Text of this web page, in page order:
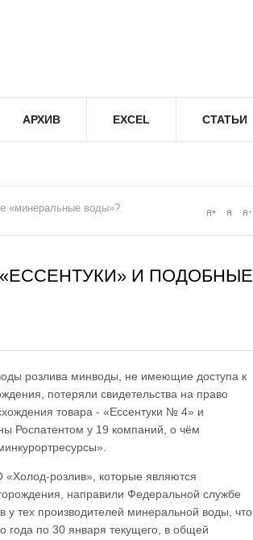
АРХИВ EXCEL СТАТЬИ
«минеральные воды»?
И ПОДОБНЫЕ
розлива минводы, не имеющие доступа к
потеряли свидетельства на право
товара - «Ессентуки № 4» и
Роспатентом у 19 компаний, о чём
розлив», которые являются
направили Федеральной службе
у тех производителей минеральной воды, что
года по 30 января текущего, в общей